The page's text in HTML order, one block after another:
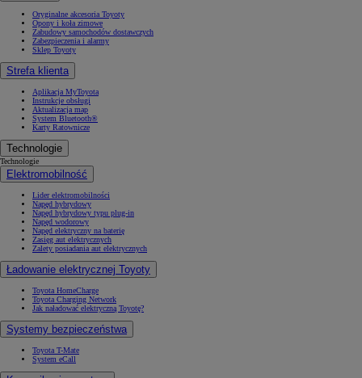
Oryginalne akcesoria Toyoty
Opony i koła zimowe
Zabudowy samochodów dostawczych
Zabezpieczenia i alarmy
Sklep Toyoty
Strefa klienta
Aplikacja MyToyota
Instrukcje obsługi
Aktualizacja map
System Bluetooth®
Karty Ratownicze
Technologie
Technologie
Elektromobilność
Lider elektromobilności
Napęd hybrydowy
Napęd hybrydowy typu plug-in
Napęd wodorowy
Napęd elektryczny na baterię
Zasięg aut elektrycznych
Zalety posiadania aut elektrycznych
Ładowanie elektrycznej Toyoty
Toyota HomeCharge
Toyota Charging Network
Jak naładować elektryczną Toyotę?
Systemy bezpieczeństwa
Toyota T-Mate
System eCall